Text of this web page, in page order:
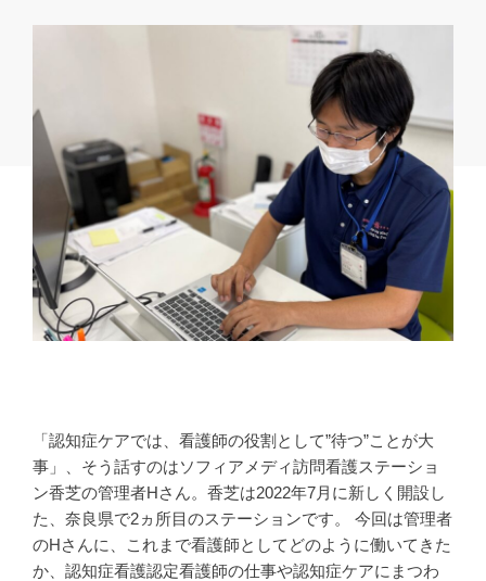
「認知症ケアでは、看護師の役割として”待つ”ことが大
事」、そう話すのはソフィアメディ訪問看護ステーショ
ン香芝の管理者Hさん。香芝は2022年7月に新しく開設し
た、奈良県で2ヵ所目のステーションです。 今回は管理者
のHさんに、これまで看護師としてどのように働いてきた
か、認知症看護認定看護師の仕事や認知症ケアにまつわ